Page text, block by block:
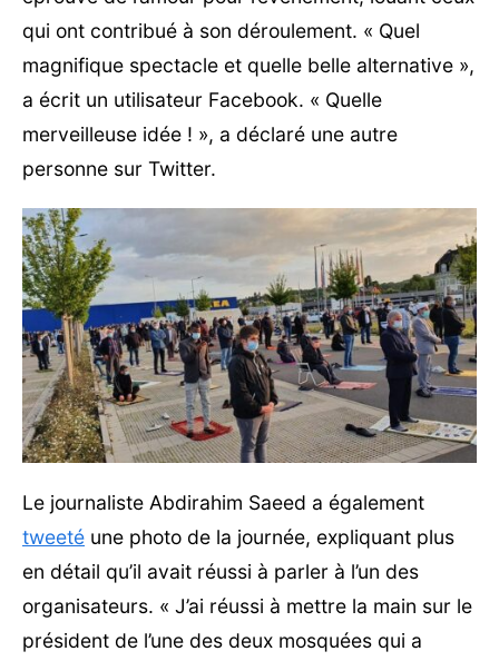
qui ont contribué à son déroulement. « Quel
magnifique spectacle et quelle belle alternative »,
a écrit un utilisateur Facebook. « Quelle
merveilleuse idée ! », a déclaré une autre
personne sur Twitter.
Le journaliste Abdirahim Saeed a également
tweeté une photo de la journée, expliquant plus
en détail qu’il avait réussi à parler à l’un des
organisateurs. « J’ai réussi à mettre la main sur le
président de l’une des deux mosquées qui a